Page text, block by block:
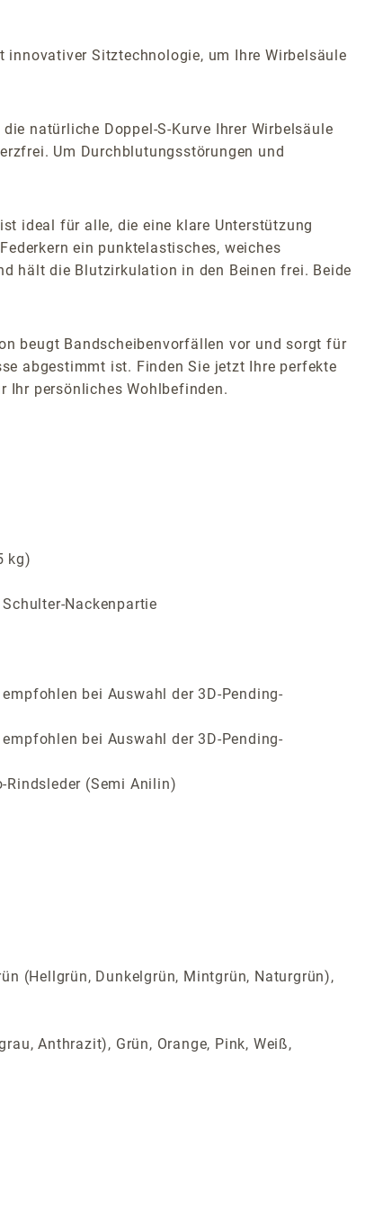
Sitztechnologie, um Ihre Wirbelsäule
natürliche Doppel-S-Kurve Ihrer Wirbelsäule
Um Durchblutungsstörungen und
ideal für alle, die eine klare Unterstützung
ein punktelastisches, weiches
hält die Blutzirkulation in den Beinen frei. Beide
beugt Bandscheibenvorfällen vor und sorgt für
abgestimmt ist. Finden Sie jetzt Ihre perfekte
Ihr persönliches Wohlbefinden.
kg)
Nackenpartie
bei Auswahl der 3D-Pending-
bei Auswahl der 3D-Pending-
(Semi Anilin)
(Hellgrün, Dunkelgrün, Mintgrün, Naturgrün),
Anthrazit), Grün, Orange, Pink, Weiß,